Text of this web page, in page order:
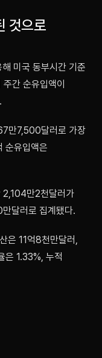
것으로
미국 동부시간 기준
간 순유입액이
만7,500달러로 가장
순유입액은
2,104만2천달러가
달러로 집계됐다.
은 11억8천만달러,
은 1.33%, 누적